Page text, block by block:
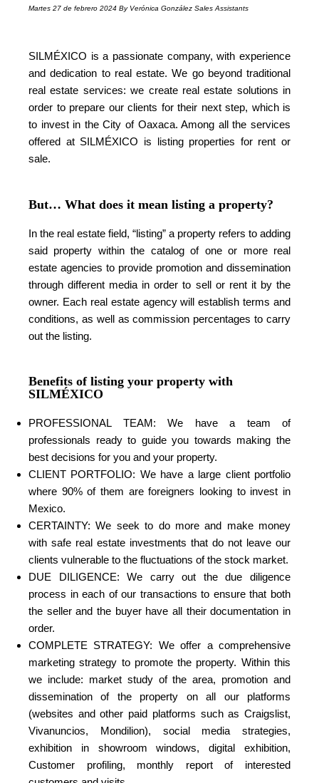
Martes 27 de febrero 2024 By Verónica González Sales Assistants
SILMÉXICO is a passionate company, with experience
and dedication to real estate. We go beyond traditional
real estate services: we create real estate solutions in
order to prepare our clients for their next step, which is
to invest in the City of Oaxaca. Among all the services
offered at SILMÉXICO is listing properties for rent or
sale.
But… What does it mean listing a property?
In the real estate field, “listing” a property refers to adding
said property within the catalog of one or more real
estate agencies to provide promotion and dissemination
through different media in order to sell or rent it by the
owner. Each real estate agency will establish terms and
conditions, as well as commission percentages to carry
out the listing.
Benefits of listing your property with
SILMÉXICO
PROFESSIONAL TEAM: We have a team of
professionals ready to guide you towards making the
best decisions for you and your property.
CLIENT PORTFOLIO: We have a large client portfolio
where 90% of them are foreigners looking to invest in
Mexico.
CERTAINTY: We seek to do more and make money
with safe real estate investments that do not leave our
clients vulnerable to the fluctuations of the stock market.
DUE DILIGENCE: We carry out the due diligence
process in each of our transactions to ensure that both
the seller and the buyer have all their documentation in
order.
COMPLETE STRATEGY: We offer a comprehensive
marketing strategy to promote the property. Within this
we include: market study of the area, promotion and
dissemination of the property on all our platforms
(websites and other paid platforms such as Craigslist,
Vivanuncios, Mondilion), social media strategies,
exhibition in showroom windows, digital exhibition,
Customer profiling, monthly report of interested